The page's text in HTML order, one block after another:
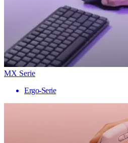
MX Serie
Ergo-Serie